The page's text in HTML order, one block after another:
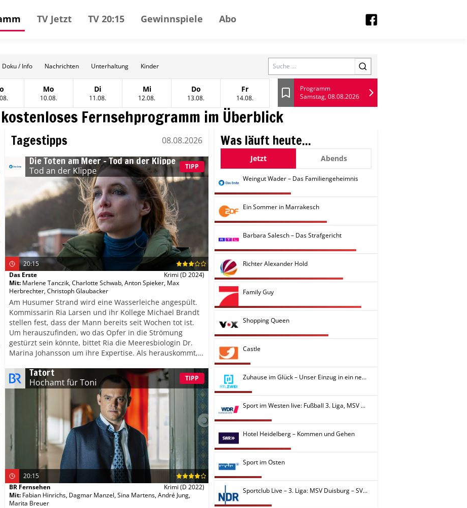
TV Jetzt TV 20:15 Gewinnspiele Abo
Doku / Info Nachrichten Unterhaltung Kinder Search
09 AugustMontag, 10 August
Mo
10.08. Dienstag, 11 August
Di
11.08. Mittwoch, 12 August
Mi
12.08. Donnerstag, 13 August
Do
13.08. Freitag, 14 August
Fr
14.08. Lesezeichen
Programm
Samstag, 08.08.2026
Fernsehprogramm im Überblick
Tagestipps
Samstag, 08 August 08.08.2026
Die Toten am Meer – Tod an der Klippe
Tod an der Klippe TIPP
20:15
Das Erste
Krimi (D 2024)
Mit: Marlene Tanczik,Charlotte Schwab,Anton Spieker, Max
Herbrechter,Christoph Glaubacker
Am Husumer Strand wird eine Wasserleiche angespült.
Kommissarin Ria Larsen und ihr Kollege Michael Brandt
stellen fest, dass der Mann bereits seit Wochen tot ist.
Um herauszufinden, wo das Opfer in die Strömung
gestürzt sein könnte, bittet Ria die Meeresbiologin Dr.
Marina Johansson um ihre Expertise. Als herauskommt,
selbst ins Visier der Ermittler.
Tatort
Hochamt für Toni TIPP
20:15
BR Fernsehen
Krimi (D 2022)
Mit: Fabian Hinrichs, Dagmar Manzel,Sina Martens,André Jung,
Marita Breuer
Was läuft heute...
Jetzt Abends
Weingut Wader – Das Familiengeheimnis
Ein Sommer in Marrakesch
Barbara Salesch – Das Strafgericht
Richter Alexander Hold
Family Guy
Shopping Queen
Castle
Zuhause im Glück – Unser Einzug in ein neues Leben
Sport im Westen live: Fußball 3. Liga, MSV Duisburg – SV Meppen
Hotel Heidelberg – Kommen und Gehen
Sport im Osten
Sportclub Live – 3. Liga: MSV Duisburg – SV Meppen